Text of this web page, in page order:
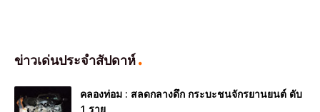
ข่าวเด่นประจำสัปดาห์
คลองท่อม : สลดกลางดึก กระบะชนจักรยานยนต์ ดับ
1 ราย